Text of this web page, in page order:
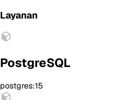
Layanan
PostgreSQL
postgres:15